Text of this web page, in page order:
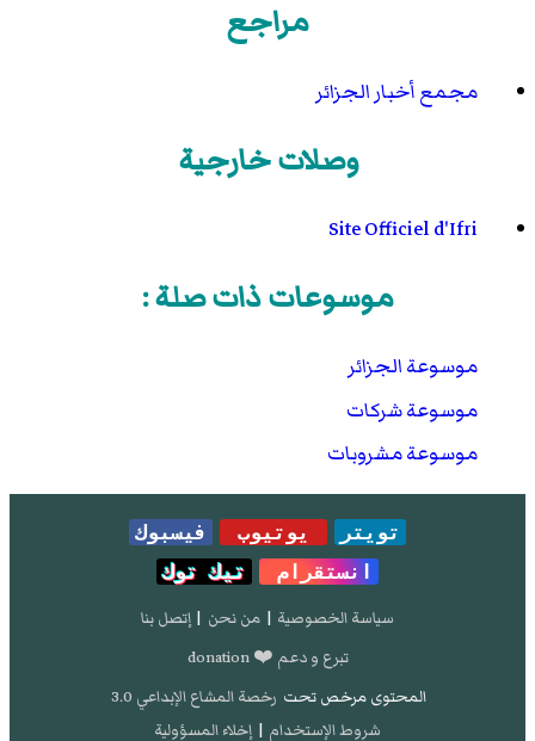
مراجع
مجمع أخبار الجزائر
وصلات خارجية
Site Officiel d'Ifri
موسوعات ذات صلة :
موسوعة الجزائر
موسوعة شركات
موسوعة مشروبات
تويتر يوتيوب
فيسبوك
انستقرام
تيك توك
سياسة الخصوصية | من نحن | إتصل بنا
تبرع و دعم ❤️ donation
المحتوى مرخص تحت رخصة المشاع الإبداعي 3.0
شروط الإستخدام | إخلاء المسؤولية